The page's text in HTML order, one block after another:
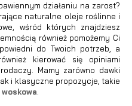
działaniu na zarost?
naturalne oleje roślinne i
wśród których znajdziesz
również pomożemy Ci
do Twoich potrzeb, a
kierować się opiniami
Mamy zarówno dawki
i klasyczne propozycje, takie
.